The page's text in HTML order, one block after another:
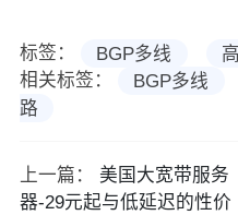
标签： BGP多线
相关标签：
BGP多线
路
上一篇：
美国大宽带服务
器-29元起与低延迟的性价